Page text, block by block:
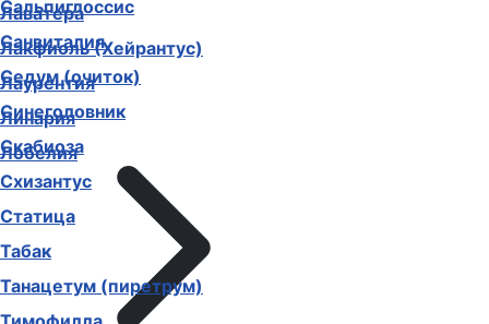
Лаватера
Лакфиоль (Хейрантус)
Лаурентия
Линария
Лобелия
Сальпиглоссис
Санвиталия
Седум (очиток)
Синеголовник
Скабиоза
Схизантус
Статица
Табак
Танацетум (пиретрум)